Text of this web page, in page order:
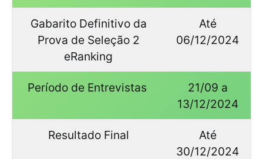
Gabarito Definitivo da
Prova de Seleção 2
eRanking
Até
06/12/2024
Período de Entrevistas
21/09 a
13/12/2024
Resultado Final
Até
30/12/2024